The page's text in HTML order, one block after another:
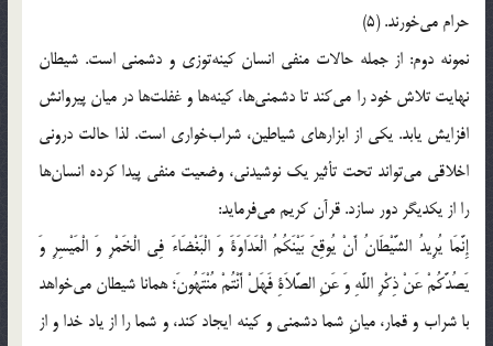
حرام مى‌خورند. (5)
نمونه دوم: از جمله حالات منفی انسان کینه‌توزی و دشمنی است. شیطان
نهایت تلاش خود را می‌کند تا دشمنی‌ها، کینه‌ها و غفلت‌ها در میان پیروانش
افزایش یابد. یکی از ابزارهای شیاطین، شراب‌خواری است. لذا حالت درونی
اخلاقی می‌تواند تحت تأثیر یک نوشیدنی، وضعیت منفی پیدا کرده انسان‌ها
را از یکدیگر دور سازد. قرآن کریم می‌فرماید:
إِنَّمَا یُرِیدُ الشَّیْطَانُ أَنْ یُوقِعَ بَیْنَکُمُ الْعَدَاوَةَ وَ الْبَغْضَاءَ فِی الْخَمْرِ وَ الْمَیْسِرِ وَ
یَصُدَّکُمْ عَنْ ذِکْرِ اللَّهِ وَ عَنِ الصَّلاَةِ فَهَلْ أَنْتُمْ مُنْتَهُونَ‌؛ همانا شیطان مى‌خواهد
با شراب و قمار، میانِ شما دشمنى و كینه ایجاد كند، و شما را از یاد خدا و از